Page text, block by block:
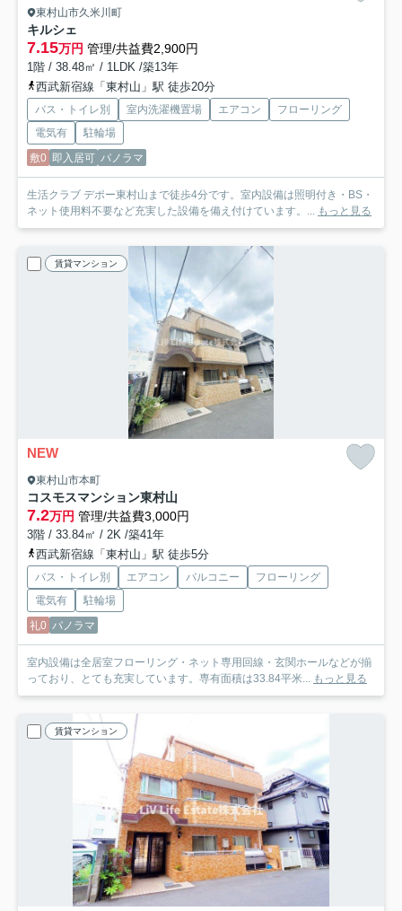
東村山市久米川町
キルシェ
7.15万円 管理/共益費2,900円
1階 / 38.48㎡ / 1LDK /築13年
西武新宿線「東村山」駅 徒歩20分
バス・トイレ別 室内洗濯機置場 エアコン
フローリング
電気有
駐輪場
敷0 即入居可 パノラマ
生活クラブ デポー東村山まで徒歩4分です。室内設備は照明付き・BS・
ネット使用料不要など充実した設備を備え付けています。...
もっと見る
賃貸マンション
NEW
東村山市本町
コスモスマンション東村山
7.2万円 管理/共益費3,000円
3階 / 33.84㎡ / 2K /築41年
西武新宿線「東村山」駅 徒歩5分
バス・トイレ別 エアコン バルコニー
フローリング
電気有
駐輪場
礼0 パノラマ
室内設備は全居室フローリング・ネット専用回線・玄関ホールなどが揃
っており、とても充実しています。専有面積は33.84平米...
もっと見る
賃貸マンション